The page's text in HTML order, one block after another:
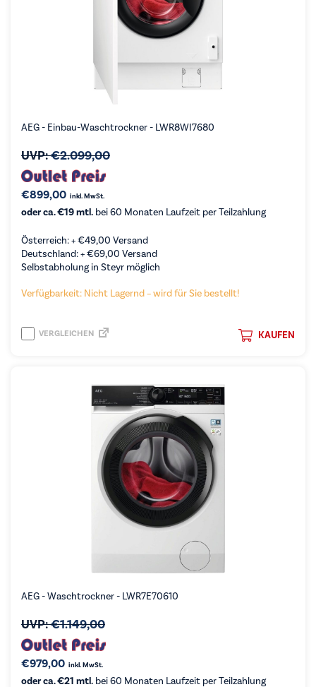
AEG - Einbau-Waschtrockner - LWR8WI7680
UVP:€2.099,00
€899,00 inkl. MwSt.
oder ca. €19 mtl. bei 60 Monaten Laufzeit per Teilzahlung
Österreich: +€49,00 Versand
Deutschland: +€69,00 Versand
Selbstabholung in Steyr möglich
Verfügbarkeit: Nicht Lagernd – wird für Sie bestellt!
KAUFEN
VERGLEICHEN
AEG - Waschtrockner - LWR7E70610
UVP:€1.149,00
€979,00 inkl. MwSt.
oder ca. €21 mtl. bei 60 Monaten Laufzeit per Teilzahlung